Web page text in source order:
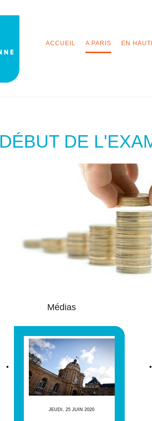
ACCUEIL A PARIS EN
DÉBUT DE
Médias
JEUDI, 25 JUIN 2020